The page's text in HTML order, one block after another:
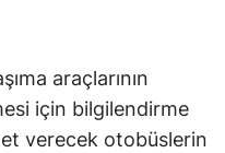
araçlarının
için bilgilendirme
verecek otobüslerin